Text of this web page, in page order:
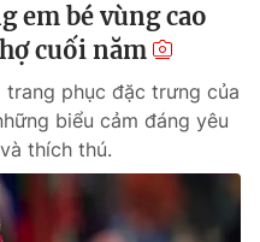
video
em bé vùng cao
cuối năm
phục đặc trưng của
biểu cảm đáng yêu
thích thú.